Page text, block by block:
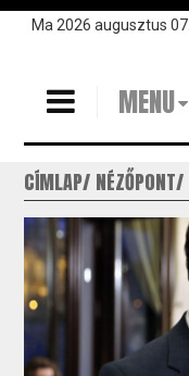
UgrásMa 2026 augusztus 07.
MENU
CÍMLAP NÉZŐPONT